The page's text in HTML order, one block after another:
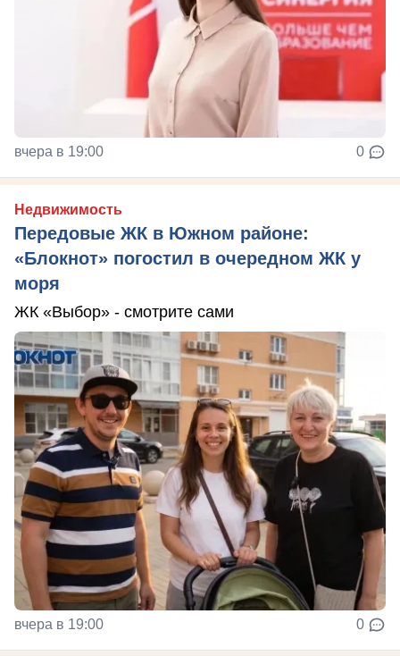
вчера в 19:00 0
Недвижимость
Передовые ЖК в Южном районе:
«Блокнот» погостил в очередном ЖК у
моря
ЖК «Выбор» - смотрите сами
вчера в 19:00 0